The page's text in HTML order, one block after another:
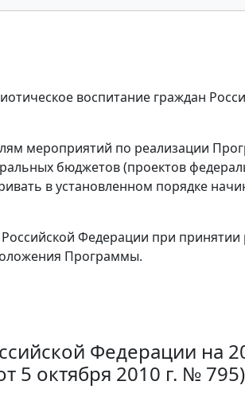
воспитание граждан
мероприятий по реализации
бюджетов (проектов
в установленном порядке
Федерации при
Программы.
Федерации на
5 октября 2010 г. № 795)